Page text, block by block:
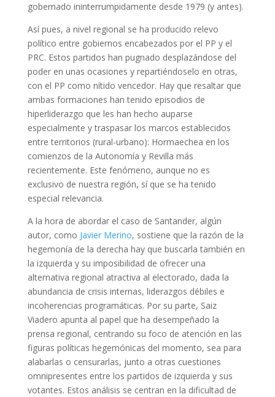
gobernado ininterrumpidamente desde 1979 (y antes).
Así pues, a nivel regional se ha producido relevo
político entre gobiernos encabezados por el PP y el
PRC. Estos partidos han pugnado desplazándose del
poder en unas ocasiones y repartiéndoselo en otras,
con el PP como nítido vencedor. Hay que resaltar que
ambas formaciones han tenido episodios de
hiperliderazgo que les han hecho auparse
especialmente y traspasar los marcos establecidos
entre territorios (rural-urbano): Hormaechea en los
comienzos de la Autonomía y Revilla más
recientemente. Este fenómeno, aunque no es
exclusivo de nuestra región, sí que se ha tenido
especial relevancia.
A la hora de abordar el caso de Santander, algún
autor, como Javier Merino, sostiene que la razón de la
hegemonía de la derecha hay que buscarla también en
la izquierda y su imposibilidad de ofrecer una
alternativa regional atractiva al electorado, dada la
abundancia de crisis internas, liderazgos débiles e
incoherencias programáticas. Por su parte, Saiz
Viadero apunta al papel que ha desempeñado la
prensa regional, centrando su foco de atención en las
figuras políticas hegemónicas del momento, sea para
alabarlas o censurarlas, junto a otras cuestiones
omnipresentes entre los partidos de izquierda y sus
votantes. Estos análisis se centran en la dificultad de